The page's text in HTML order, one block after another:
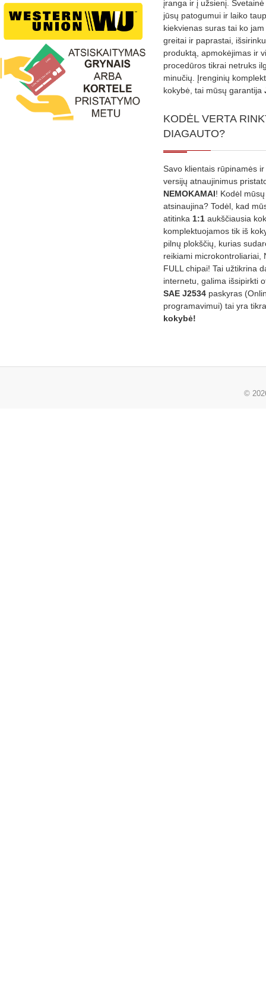
įranga ir į užsienį.
jūsų patogumui ir laiko
kiekvienas suras tai ko
greitai ir paprastai,
produktą, apmokėjimas ir
procedūros tikrai netruks
minučių. Įrenginių
kokybė, tai mūsų garantija
KODĖL VERTA
DIAGAUTO?
Savo klientais rūpinamės
versijų atnaujinimus
NEMOKAMAI! Kodėl
atsinaujina? Todėl, kad
atitinka 1:1 aukščiausia
komplektuojamos tik iš
pilnų plokščių, kurias
reikiami microkontroliariai,
FULL chipai! Tai užtikrina
internetu, galima išsipirkti
SAE J2534 paskyras
programavimui) tai yra
kokybė!
©